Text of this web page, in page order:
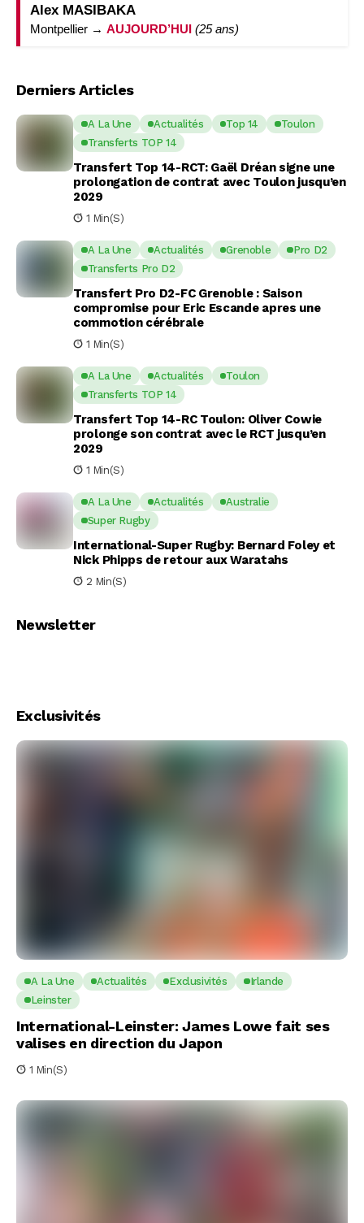
Alex MASIBAKA
Montpellier → AUJOURD’HUI (25 ans)
Derniers Articles
A La Une Actualités Top 14
Toulon
Transferts TOP 14
Transfert Top 14-RCT: Gaël Dréan signe une
prolongation de contrat avec Toulon jusqu’en
2029
1 Min(s)
A La Une Actualités Grenoble
Pro D2
Transferts Pro D2
Transfert Pro D2-FC Grenoble : Saison
compromise pour Eric Escande apres une
commotion cérébrale
1 Min(s)
A La Une Actualités
Toulon
Transferts TOP 14
Transfert Top 14-RC Toulon: Oliver Cowie
prolonge son contrat avec le RCT jusqu’en
2029
1 Min(s)
A La Une Actualités
Australie
Super Rugby
International-Super Rugby: Bernard Foley et
Nick Phipps de retour aux Waratahs
2 Min(s)
Newsletter
Exclusivités
A La Une Actualités Exclusivités
Irlande
Leinster
International-Leinster: James Lowe fait ses
valises en direction du Japon
1 Min(s)